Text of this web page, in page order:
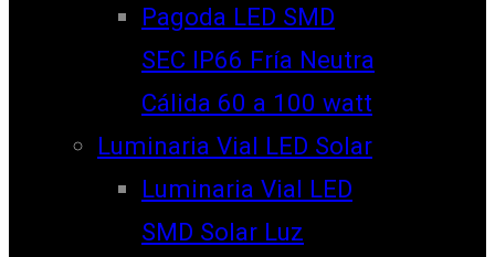
Pagoda LED SMD
SEC IP66 Fría Neutra
Cálida 60 a 100 watt
Luminaria Vial LED Solar
Luminaria Vial LED
SMD Solar Luz